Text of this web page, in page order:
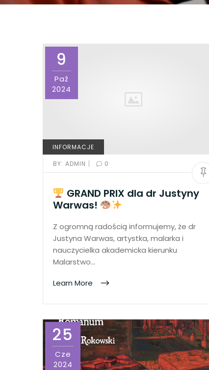
9
Paź
2024
INFORMACJE
BY: ADMIN | 0
GRAND PRIX dla dr Justyny
Warwas!
Z ogromną radością informujemy, że dr
Justyna Warwas, artystka, malarka i
nauczycielka akademicka kierunku
Malarstwo…
Learn More
25
Cze
2024